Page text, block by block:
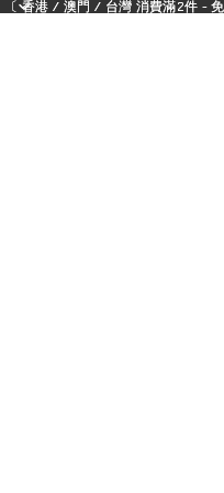
〔 香港 / 澳門 / 台灣 消費滿2件 -
〔 香港 / 澳門 / 台灣 消費滿2件 -